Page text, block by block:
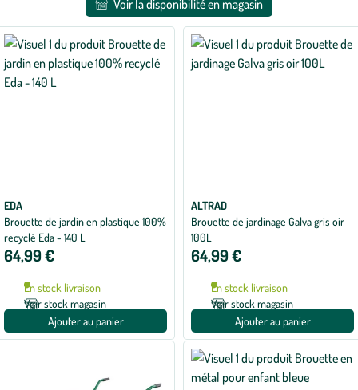
appliqués
Voir la disponibilité en magasin
EDA
Brouette de jardin en plastique 100%
recyclé Eda - 140 L
64,99 €
En stock livraison
Voir stock magasin
Ajouter au panier
ALTRAD
Brouette de jardinage Galva gris oir
100L
64,99 €
En stock livraison
Voir stock magasin
Ajouter au panier